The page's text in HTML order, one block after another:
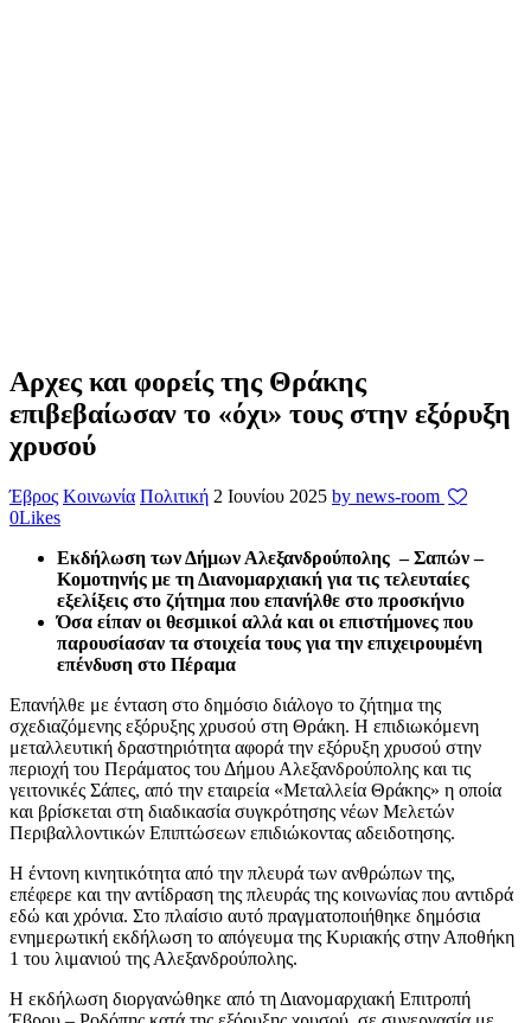
Αρχες και φορείς της Θράκης
επιβεβαίωσαν το «όχι» τους στην εξόρυξη
χρυσού
Έβρος Κοινωνία Πολιτική 2 Ιουνίου 2025 by news-room
0Likes
Εκδήλωση των Δήμων Αλεξανδρούπολης – Σαπών –
Κομοτηνής με τη Διανομαρχιακή για τις τελευταίες
εξελίξεις στο ζήτημα που επανήλθε στο προσκήνιο
Όσα είπαν οι θεσμικοί αλλά και οι επιστήμονες που
παρουσίασαν τα στοιχεία τους για την επιχειρουμένη
επένδυση στο Πέραμα
Επανήλθε με ένταση στο δημόσιο διάλογο το ζήτημα της
σχεδιαζόμενης εξόρυξης χρυσού στη Θράκη. Η επιδιωκόμενη
μεταλλευτική δραστηριότητα αφορά την εξόρυξη χρυσού στην
περιοχή του Περάματος του Δήμου Αλεξανδρούπολης και τις
γειτονικές Σάπες, από την εταιρεία «Μεταλλεία Θράκης» η οποία
και βρίσκεται στη διαδικασία συγκρότησης νέων Μελετών
Περιβαλλοντικών Επιπτώσεων επιδιώκοντας αδειδοτησης.
Η έντονη κινητικότητα από την πλευρά των ανθρώπων της,
επέφερε και την αντίδραση της πλευράς της κοινωνίας που αντιδρά
εδώ και χρόνια. Στο πλαίσιο αυτό πραγματοποιήθηκε δημόσια
ενημερωτική εκδήλωση το απόγευμα της Κυριακής στην Αποθήκη
1 του λιμανιού της Αλεξανδρούπολης.
Η εκδήλωση διοργανώθηκε από τη Διανομαρχιακή Επιτροπή